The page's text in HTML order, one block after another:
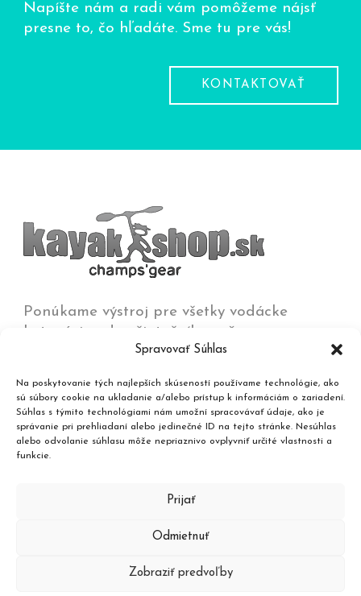
Spravovať Súhlas
Na poskytovanie tých najlepších skúseností používame technológie, ako
sú súbory cookie na ukladanie a/alebo prístup k informáciám o zariadení.
Súhlas s týmito technológiami nám umožní spracovávať údaje, ako je
správanie pri prehliadaní alebo jedinečné ID na tejto stránke. Nesúhlas
alebo odvolanie súhlasu môže nepriaznivo ovplyvniť určité vlastnosti a
funkcie.
Prijať
Odmietnuť
Zobraziť predvoľby
Napíšte nám a radi vám pomôžeme nájsť
presne to, čo hľadáte. Sme tu pre vás!
KONTAKTOVAŤ
Ponúkame výstroj pre všetky vodácke
kategórie od začiatočníkov až po
olympijských víťazov na všetkých typoch vôd
najdivokejšie rieky, umelé trate a moria.
Kontakt